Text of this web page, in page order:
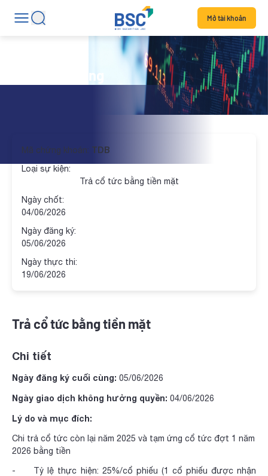
Mở tài khoản
Lịch thị trường
Mã chứng khoán: TDB
Loại sự kiện:
Trả cổ tức bằng tiền mặt
Ngày chốt:
04/06/2026
Ngày đăng ký:
05/06/2026
Ngày thực thi:
19/06/2026
Trả cổ tức bằng tiền mặt
Chi tiết
Ngày đăng ký cuối cùng: 05/06/2026
Ngày giao dịch không hưởng quyền: 04/06/2026
Lý do và mục đích:
Chi trả cổ tức còn lại năm 2025 và tạm ứng cổ tức đợt 1 năm
2026 bằng tiền
- Tỷ lệ thực hiện: 25%/cổ phiếu (1 cổ phiếu được nhận